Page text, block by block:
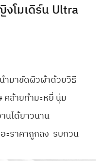
โมเดิร์น Ultra
ำมาขัดผิวผ้าด้วยวิธี
ล้ายกำมะหยี่ นุ่ม
นได้ยาวนาน
ะราคาถูกลง รบกวน